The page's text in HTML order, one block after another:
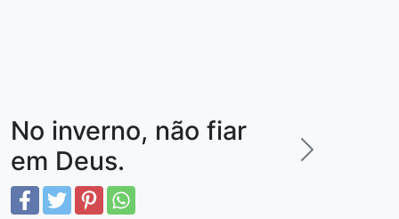
No inverno, não fiar
em Deus.